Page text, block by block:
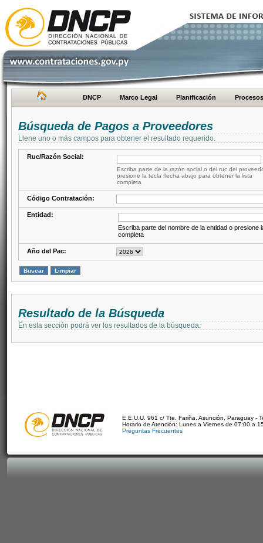
DNCP Marco Legal Planificación Procesos
Búsqueda de Pagos a Proveedores
Llene uno o más campos para obtener el resultado requerido.
Ruc/Razón Social:
Escriba parte de la razón social o del ruc del
presione la tecla flecha abajo para obtener la lista
completa
Código Contratación:
Entidad:
Escriba parte del nombre de la entidad o presione
completa
Año del Pac:
Resultado de la Búsqueda
En esta sección podrá ver los resultados de la búsqueda.
E.E.U.U. 961 c/ Tte. Fariña. Asunción, Paraguay -
Horario de Atención: Lunes a Viernes de 07:00 a
Preguntas Frecuentes